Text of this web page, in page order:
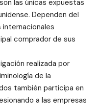
las únicas expuestas
Dependen del
internacionales
comprador de sus
realizada por
de la
también participa en
a las empresas